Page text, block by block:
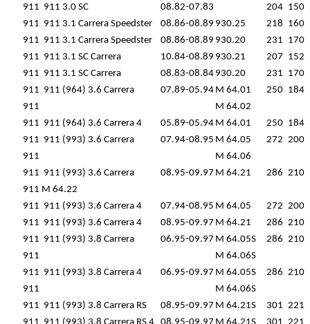
911 911 3.0 SC 08.82-07.83 204 150
911 911 3.1 Carrera Speedster 08.86-08.89 930.25 218 160
911 911 3.1 Carrera Speedster 08.86-08.89 930.20 231 170
911 911 3.1 SC Carrera 10.84-08.89 930.21 207 152
911 911 3.1 SC Carrera 08.83-08.84 930.20 231 170
911 911 (964) 3.6 Carrera 07.89-05.94 M 64.01 250 184
911
M 64.02
911 911 (964) 3.6 Carrera 4 05.89-05.94 M 64.01 250 184
911 911 (993) 3.6 Carrera 07.94-08.95 M 64.05 272 200
911
M 64.06
911 911 (993) 3.6 Carrera 08.95-09.97 M 64.21 286 210
911 M 64.22
911 911 (993) 3.6 Carrera 4 07.94-08.95 M 64.05 272 200
911 911 (993) 3.6 Carrera 4 08.95-09.97 M 64.21 286 210
911 911 (993) 3.8 Carrera 06.95-09.97 M 64.05S 286 210
911
M 64.06S
911 911 (993) 3.8 Carrera 4 06.95-09.97 M 64.05S 286 210
911
M 64.06S
911 911 (993) 3.8 Carrera RS 08.95-09.97 M 64.21S 301 221